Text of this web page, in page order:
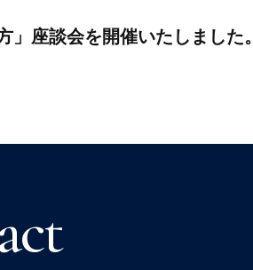
座談会を開催いたしました。